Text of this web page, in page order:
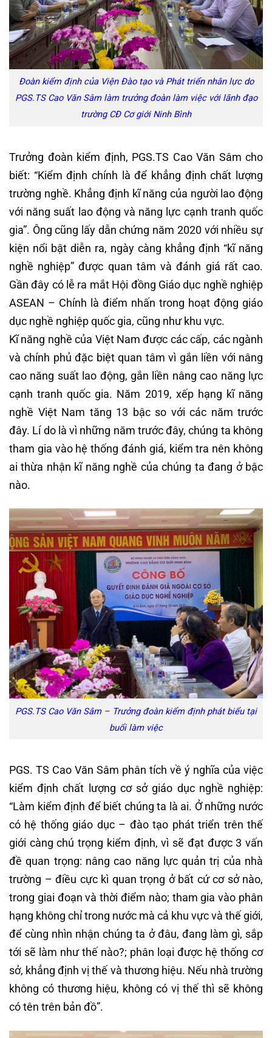
Đoàn kiểm định của Viện Đào tạo và Phát triển nhân lực do
PGS.TS Cao Văn Sâm làm trưởng đoàn làm việc với lãnh đạo
trường CĐ Cơ giới Ninh Bình
Trưởng đoàn kiểm định, PGS.TS Cao Văn Sâm cho
biết: “Kiểm định chính là để khẳng định chất lượng
trường nghề. Khẳng định kĩ năng của người lao động
với năng suất lao động và năng lực cạnh tranh quốc
gia”. Ông cũng lấy dẫn chứng năm 2020 với nhiều sự
kiện nổi bật diễn ra, ngày càng khẳng định “kĩ năng
nghề nghiệp” được quan tâm và đánh giá rất cao.
Gần đây có lễ ra mắt Hội đồng Giáo dục nghề nghiệp
ASEAN – Chính là điểm nhấn trong hoạt động giáo
dục nghề nghiệp quốc gia, cũng như khu vực.
Kĩ năng nghề của Việt Nam được các cấp, các ngành
và chính phủ đặc biệt quan tâm vì gắn liền với nâng
cao năng suất lao động, gắn liền nâng cao năng lực
cạnh tranh quốc gia. Năm 2019, xếp hạng kĩ năng
nghề Việt Nam tăng 13 bậc so với các năm trước
đây. Lí do là vì những năm trước đây, chúng ta không
tham gia vào hệ thống đánh giá, kiểm tra nên không
ai thừa nhận kĩ năng nghề của chúng ta đang ở bậc
nào.
PGS.TS Cao Văn Sâm – Trưởng đoàn kiểm định phát biểu tại
buổi làm việc
PGS. TS Cao Văn Sâm phân tích về ý nghĩa của việc
kiểm định chất lượng cơ sở giáo dục nghề nghiệp:
“Làm kiểm định để biết chúng ta là ai. Ở những nước
có hệ thống giáo dục – đào tạo phát triển trên thế
giới càng chú trọng kiểm định, vì sẽ đạt được 3 vấn
đề quan trọng: nâng cao năng lực quản trị của nhà
trường – điều cực kì quan trọng ở bất cứ cơ sở nào,
trong giai đoạn và thời điểm nào; tham gia vào phân
hạng không chỉ trong nước mà cả khu vực và thế giới,
để cùng nhìn nhận chúng ta ở đâu, đang làm gì, sắp
tới sẽ làm như thế nào?; phân loại được hệ thống cơ
sở, khẳng định vị thế và thương hiệu. Nếu nhà trường
không có thương hiệu, không có vị thế thì sẽ không
có tên trên bản đồ”.